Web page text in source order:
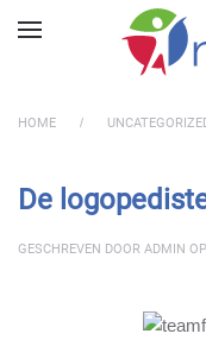
Skip to main content
HOME
De
GESCHREVEN DOOR ADMIN OP